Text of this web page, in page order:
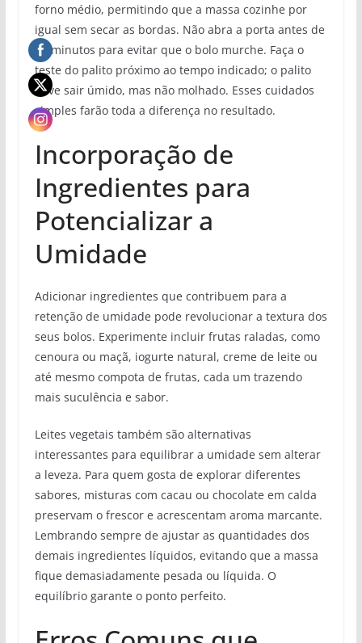
forno médio, permitindo que a massa cozinhe por
igual sem secar as bordas. Não abra a porta antes de
30 minutos para evitar que o bolo murche. Faça o
teste do palito próximo ao tempo indicado; o palito
deve sair úmido, mas não molhado. Esses cuidados
simples farão toda a diferença no resultado.
Incorporação de
Ingredientes para
Potencializar a
Umidade
Adicionar ingredientes que contribuem para a
retenção de umidade pode revolucionar a textura dos
seus bolos. Experimente incluir frutas raladas, como
cenoura ou maçã, iogurte natural, creme de leite ou
até mesmo compota de frutas, cada um trazendo
mais suculência e sabor.
Leites vegetais também são alternativas
interessantes para equilibrar a umidade sem alterar
a leveza. Para quem gosta de explorar diferentes
sabores, misturas com cacau ou chocolate em calda
preservam o frescor e acrescentam aroma marcante.
Lembrando sempre de ajustar as quantidades dos
demais ingredientes líquidos, evitando que a massa
fique demasiadamente pesada ou líquida. O
equilíbrio garante o ponto perfeito.